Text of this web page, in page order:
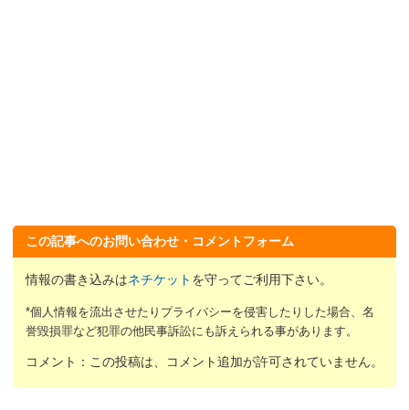
この記事へのお問い合わせ・コメントフォーム
情報の書き込みはネチケット を守ってご利用下さい。
*個人情報を流出させたりプライバシーを侵害したりした場合、名
誉毀損罪など犯罪の他民事訴訟にも訴えられる事があります。
コメント：この投稿は、コメント追加が許可されていません。